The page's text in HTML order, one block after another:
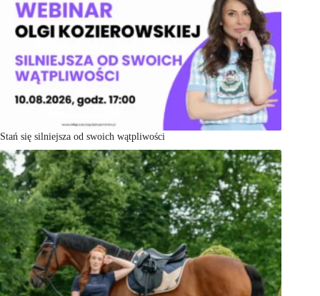
Stań się silniejsza od swoich wątpliwości